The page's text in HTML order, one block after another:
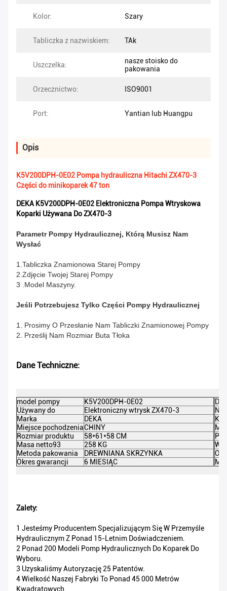
Kolor: Szary
Tabliczka z nazwiskiem: TAk
Uszczelka:
nasze stoisko do
pakowania
Orzecznictwo: ISO9001
Port: Yantian lub Huangpu
Opis
K5V200DPH-0E02 Pompa hydrauliczna Hitachi ZX470-3
Części do minikoparek 47 ton
DEKA K5V200DPH-0E02 Elektroniczna Pompa Wtryskowa
Koparki Używana Do ZX470-3
Parametr Pompy Hydraulicznej, Którą Musisz Nam
Wysłać
1.Tabliczka Znamionowa Starej Pompy
2.Zdjęcie Twojej Starej Pompy
3 .Model Maszyny.
Jeśli Potrzebujesz Tylko Części Pompy Hydraulicznej
1. Prosimy O Przesłanie Nam Tabliczki Znamionowej Pompy
2. Prześlij Nam Rozmiar Buta Tłoka
Dane Techniczne:
model pompy
K5V200DPH-0E02
Używany do
Elektroniczny wtrysk ZX470-3
Marka
DEKA
Miejsce pochodzeniaCHINY
Rozmiar produktu
58*61*58 CM
Masa netto93
258 KG
Metoda pakowania
DREWNIANA SKRZYNKA
Okres gwarancji
6 MIESIĄC
Zalety:
1 Jesteśmy Producentem Specjalizującym Się W Przemyśle
Hydraulicznym Z Ponad 15-Letnim Doświadczeniem.
2 Ponad 200 Modeli Pomp Hydraulicznych Do Koparek Do
Wyboru.
3 Uzyskaliśmy Autoryzację 25 Patentów.
4 Wielkość Naszej Fabryki To Ponad 45 000 Metrów
Kwadratowych.